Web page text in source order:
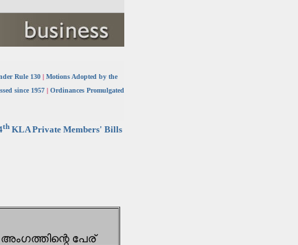
Rule 130 | Motions Adopted by the
since 1957 | Ordinances Promulgated
th KLA Private Members' Bills
പേര്